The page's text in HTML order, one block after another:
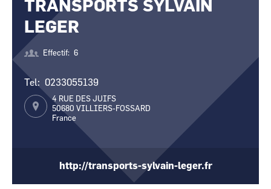
CCI Business
Pays de la Loire
CCI Business
Pays de la Loire
TRANSPORTS SYLVAIN
LEGER
Effectif 6
Tel 0233055139
4 RUE DES JUIFS
50680 VILLIERS-FOSSARD
France
http://transports-sylvain-leger.fr